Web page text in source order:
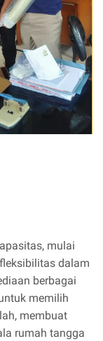
mulai
dalam
berbagai
memilih
membuat
rumah tangga